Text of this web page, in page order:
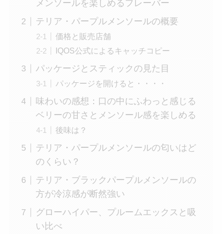
メンソールを楽しめるフレーバー
テリア・パープルメンソールの概要
価格と販売店舗
IQOS公式によるキャッチコピー
パッケージとスティックの見た目
パッケージを開けると・・・・
味わいの感想：口の中にふわっと感じる
ベリーの甘さとメンソール感を楽しめる
後味は？
テリア・パープルメンソールの匂いはど
のくらい？
テリア・ブラックパープルメンソールの
方が冷涼感が断然強い
グローハイパー、プルームエックスと吸
い比べ